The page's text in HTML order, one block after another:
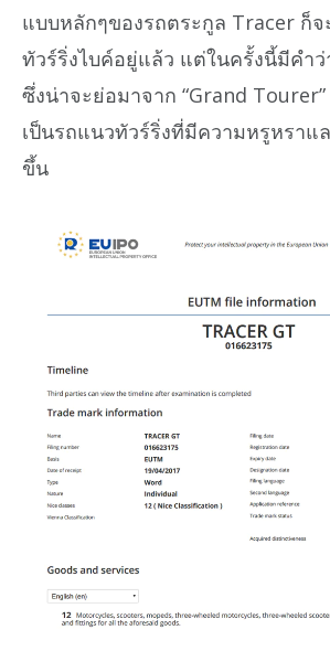
แบบหลักๆของรถตระกูล Tracer ก็จ
ทัวร์ริ่งไบค์อยู่แล้ว แต่ในครั้งนี้มีคำ
ซึ่งน่าจะย่อมาจาก “Grand
เป็นรถแนวทัวร์ริ่งที่มีความหรูหราแ
ขึ้น